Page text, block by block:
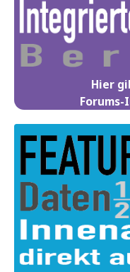
Hier
Forums-